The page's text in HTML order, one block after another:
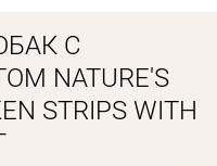
С
NATURE'S
STRIPS WITH